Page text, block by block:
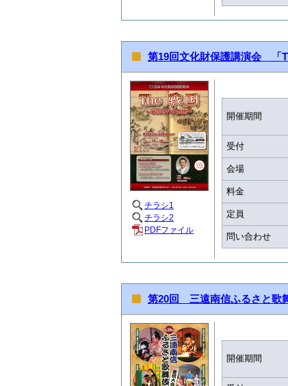
第19回文化財保護講演会 「
チラシ1
チラシ2
PDFファイル
開催期間
受付
会場
料金
定員
問い合わせ
第20回 三遠南信ふるさと歌
開催期間